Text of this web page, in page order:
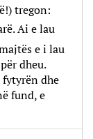
tregon:
e i lau
dheu.
fytyrën dhe
fund, e